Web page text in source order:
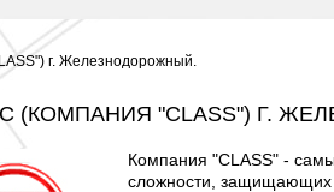
Видео
Статьи
г. Железнодорожный.
(КОМПАНИЯ "CLASS") Г.
Компания "CLASS" -
сложности, защищающих